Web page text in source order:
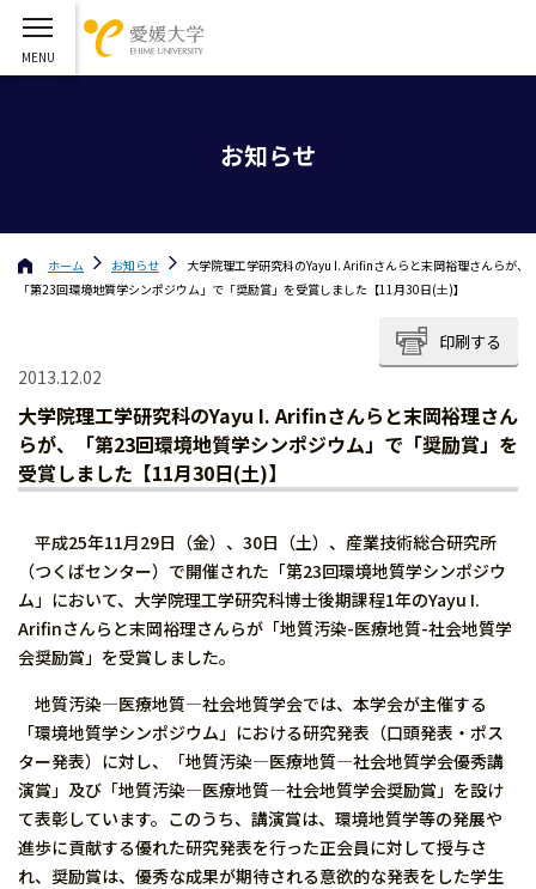
お知らせ
ホーム お知らせ
大学院理工学研究科のYayu I. Arifinさんらと末岡裕理さんらが、
「第23回環境地質学シンポジウム」で「奨励賞」を受賞しました【11月30日(土)】
印刷する
2013.12.02
大学院理工学研究科のYayu I. Arifinさんらと末岡裕理さん
らが、「第23回環境地質学シンポジウム」で「奨励賞」を
受賞しました【11月30日(土)】
平成25年11月29日（金）、30日（土）、産業技術総合研究所
（つくばセンター）で開催された「第23回環境地質学シンポジウ
ム」において、大学院理工学研究科博士後期課程1年のYayu I.
Arifinさんらと末岡裕理さんらが「地質汚染-医療地質-社会地質学
会奨励賞」を受賞しました。
地質汚染―医療地質―社会地質学会では、本学会が主催する
「環境地質学シンポジウム」における研究発表（口頭発表・ポス
ター発表）に対し、「地質汚染―医療地質―社会地質学会優秀講
演賞」及び「地質汚染―医療地質―社会地質学会奨励賞」を設け
て表彰しています。このうち、講演賞は、環境地質学等の発展や
進歩に貢献する優れた研究発表を行った正会員に対して授与さ
れ、奨励賞は、優秀な成果が期待される意欲的な発表をした学生